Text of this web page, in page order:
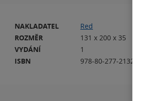
NAKLADATEL
Red
ROZMĚR
131 x 200 x 35
VYDÁNÍ
1
ISBN
978-80-277-2132-0